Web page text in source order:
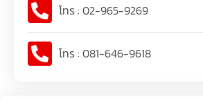
โทร : 02-965-9269
โทร : 081-646-9618